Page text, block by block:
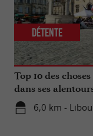
Top 10 des
dans ses
6,0 km -
Détente